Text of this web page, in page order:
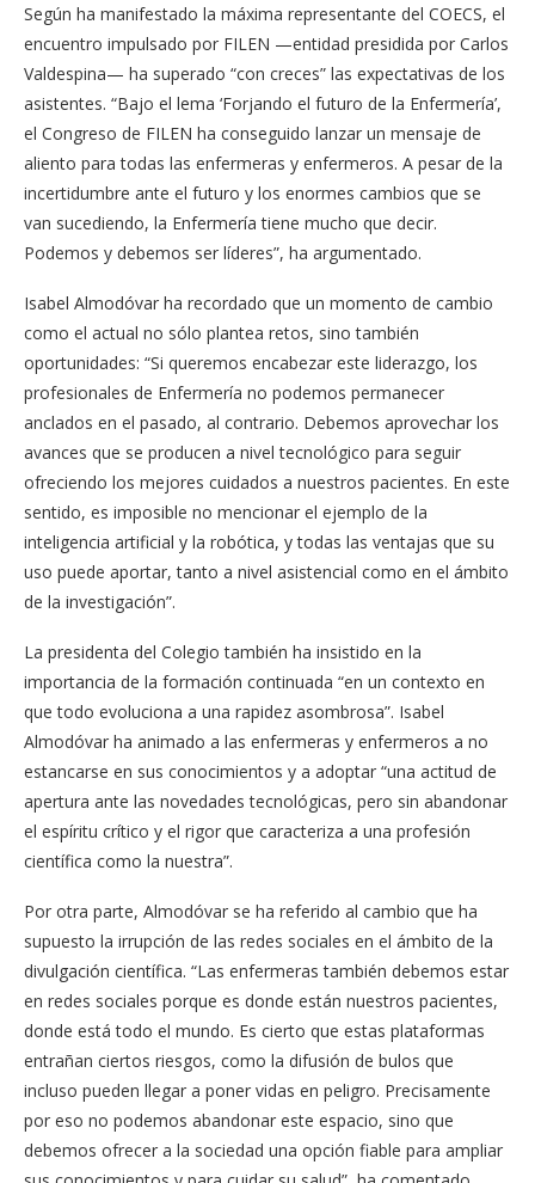
Según ha manifestado la máxima representante del COECS, el
encuentro impulsado por FILEN —entidad presidida por Carlos
Valdespina— ha superado “con creces” las expectativas de los
asistentes. “Bajo el lema ‘Forjando el futuro de la Enfermería’,
el Congreso de FILEN ha conseguido lanzar un mensaje de
aliento para todas las enfermeras y enfermeros. A pesar de la
incertidumbre ante el futuro y los enormes cambios que se
van sucediendo, la Enfermería tiene mucho que decir.
Podemos y debemos ser líderes”, ha argumentado.
Isabel Almodóvar ha recordado que un momento de cambio
como el actual no sólo plantea retos, sino también
oportunidades: “Si queremos encabezar este liderazgo, los
profesionales de Enfermería no podemos permanecer
anclados en el pasado, al contrario. Debemos aprovechar los
avances que se producen a nivel tecnológico para seguir
ofreciendo los mejores cuidados a nuestros pacientes. En este
sentido, es imposible no mencionar el ejemplo de la
inteligencia artificial y la robótica, y todas las ventajas que su
uso puede aportar, tanto a nivel asistencial como en el ámbito
de la investigación”.
La presidenta del Colegio también ha insistido en la
importancia de la formación continuada “en un contexto en
que todo evoluciona a una rapidez asombrosa”. Isabel
Almodóvar ha animado a las enfermeras y enfermeros a no
estancarse en sus conocimientos y a adoptar “una actitud de
apertura ante las novedades tecnológicas, pero sin abandonar
el espíritu crítico y el rigor que caracteriza a una profesión
científica como la nuestra”.
Por otra parte, Almodóvar se ha referido al cambio que ha
supuesto la irrupción de las redes sociales en el ámbito de la
divulgación científica. “Las enfermeras también debemos estar
en redes sociales porque es donde están nuestros pacientes,
donde está todo el mundo. Es cierto que estas plataformas
entrañan ciertos riesgos, como la difusión de bulos que
incluso pueden llegar a poner vidas en peligro. Precisamente
por eso no podemos abandonar este espacio, sino que
debemos ofrecer a la sociedad una opción fiable para ampliar